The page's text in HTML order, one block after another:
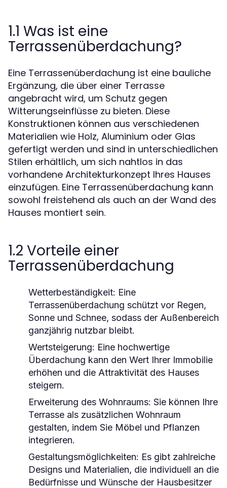
1.1 Was ist eine
Terrassenüberdachung?
Eine Terrassenüberdachung ist eine bauliche
Ergänzung, die über einer Terrasse
angebracht wird, um Schutz gegen
Witterungseinflüsse zu bieten. Diese
Konstruktionen können aus verschiedenen
Materialien wie Holz, Aluminium oder Glas
gefertigt werden und sind in unterschiedlichen
Stilen erhältlich, um sich nahtlos in das
vorhandene Architekturkonzept Ihres Hauses
einzufügen. Eine Terrassenüberdachung kann
sowohl freistehend als auch an der Wand des
Hauses montiert sein.
1.2 Vorteile einer
Terrassenüberdachung
Wetterbeständigkeit: Eine
Terrassenüberdachung schützt vor Regen,
Sonne und Schnee, sodass der Außenbereich
ganzjährig nutzbar bleibt.
Wertsteigerung: Eine hochwertige
Überdachung kann den Wert Ihrer Immobilie
erhöhen und die Attraktivität des Hauses
steigern.
Erweiterung des Wohnraums: Sie können Ihre
Terrasse als zusätzlichen Wohnraum
gestalten, indem Sie Möbel und Pflanzen
integrieren.
Gestaltungsmöglichkeiten: Es gibt zahlreiche
Designs und Materialien, die individuell an die
Bedürfnisse und Wünsche der Hausbesitzer